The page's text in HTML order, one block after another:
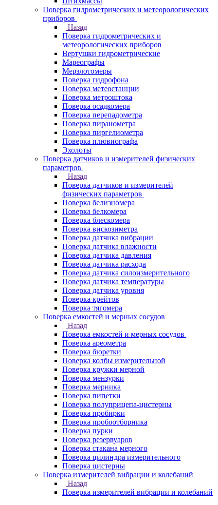
Поверка гидрометрических и метеорологических
приборов
Назад
Поверка гидрометрических и
метеорологических приборов
Вертушки гидрометрические
Мареографы
Мерзлотомеры
Поверка гидрофона
Поверка метеостанции
Поверка метроштока
Поверка осадкомера
Поверка перепадометра
Поверка пиранометра
Поверка пиргелиометра
Поверка плювиографа
Эхолоты
Поверка датчиков и измерителей физических
параметров
Назад
Поверка датчиков и измерителей
физических параметров
Поверка белизномера
Поверка белкомера
Поверка блескомера
Поверка вискозиметра
Поверка датчика вибрации
Поверка датчика влажности
Поверка датчика давления
Поверка датчика расхода
Поверка датчика силоизмерительного
Поверка датчика температуры
Поверка датчика уровня
Поверка крейтов
Поверка тягомера
Поверка емкостей и мерных сосудов
Назад
Поверка емкостей и мерных сосудов
Поверка ареометра
Поверка бюретки
Поверка колбы измерительной
Поверка кружки мерной
Поверка мензурки
Поверка мерника
Поверка пипетки
Поверка полуприцепа-цистерны
Поверка пробирки
Поверка пробоотборника
Поверка пурки
Поверка резервуаров
Поверка стакана мерного
Поверка цилиндра измерительного
Поверка цистерны
Поверка измерителей вибрации и колебаний
Назад
Поверка измерителей вибрации и колебаний